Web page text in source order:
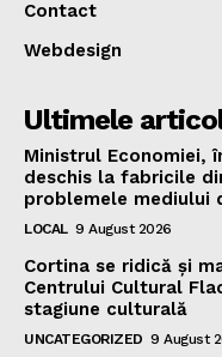
Contact
Webdesign
Ultimele
Ministrul Economiei,
deschis la fabricile
problemele mediului
LOCAL 9 August 2026
Cortina se ridică și
Centrului Cultural
stagiune culturală
UNCATEGORIZED 9 August